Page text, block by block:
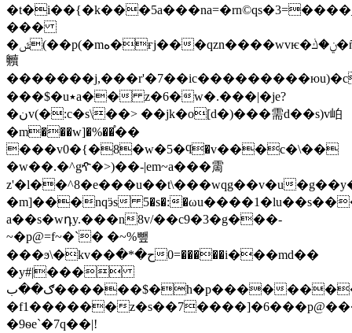
���
�ݜ(��p(�mە�ғj���qzn����wvѥ�ݧ�ڬ�ñ~v�\��#����k�x~m)t�ϳ���$�ڶq�xse���e˱
贕
�������j,���r'�7��ic���������
���$�u٭a�� z�6�w�.���|�je?
�نv(�:c�s\��> ��jk�o[d�)���需d��s)v岶
�m���w]�%��֯��
���v0�{�8�w�5�ϥ�v���c�\��
�w��.�^gዯ�>)��-|em~a���霌
z'�l��^8�e���u��t\���wqg��v�u
�m]���nqӭs 5�s�:
a��s�wդy.���n8v/��c9�3�g���-
~�p@=f~�`� �~%뺖
���ϧ\�kv��ح�*�0=�����i���md��
�y#|���
ګ��ب������$�h�p�����������'!
�f1������
�9ѳe`�7q��|!